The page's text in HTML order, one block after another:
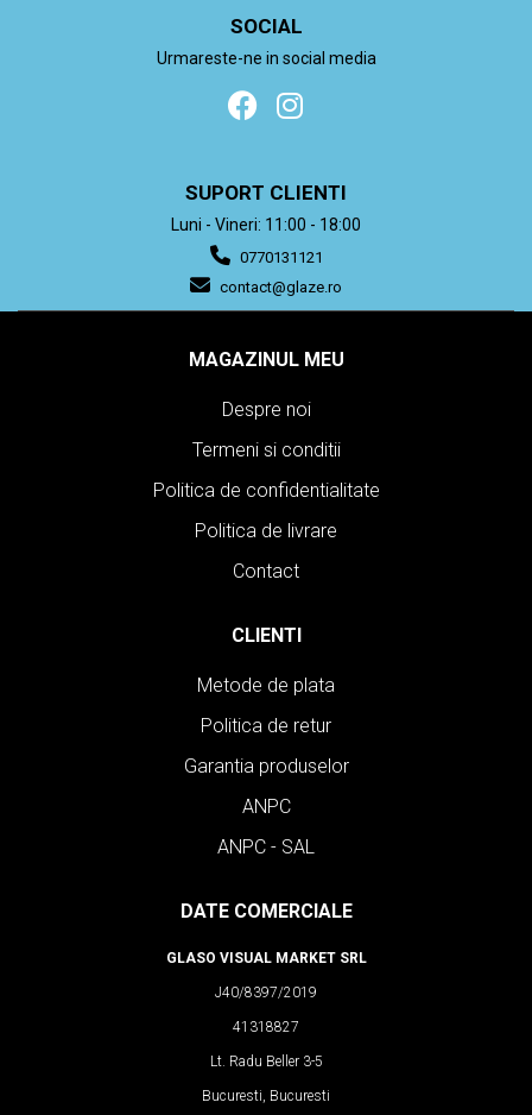
SOCIAL
Urmareste-ne in social media
SUPORT CLIENTI
Luni - Vineri: 11:00 - 18:00
0770131121
contact@glaze.ro
MAGAZINUL MEU
Despre noi
Termeni si conditii
Politica de confidentialitate
Politica de livrare
Contact
CLIENTI
Metode de plata
Politica de retur
Garantia produselor
ANPC
ANPC - SAL
DATE COMERCIALE
GLASO VISUAL MARKET SRL
J40/8397/2019
41318827
Lt. Radu Beller 3-5
Bucuresti, Bucuresti